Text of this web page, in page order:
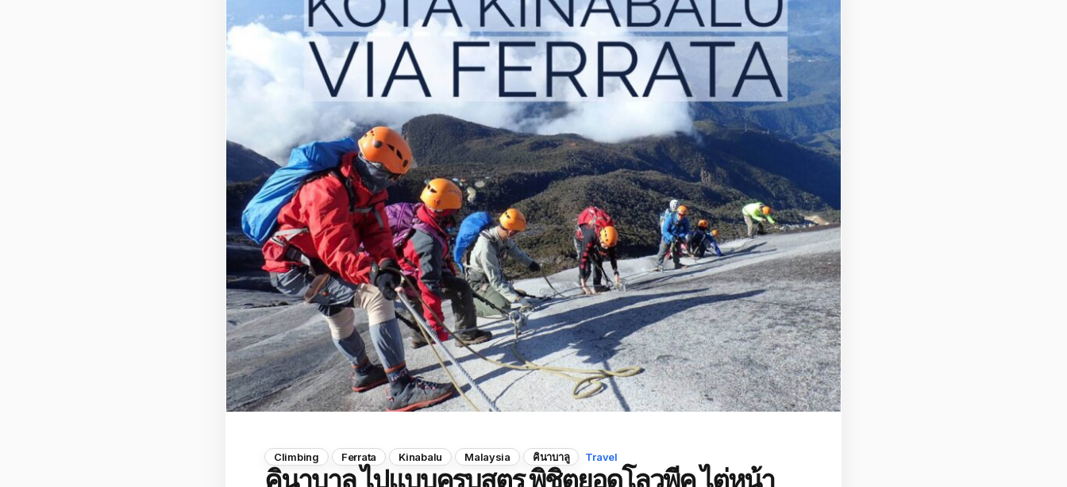
Climbing Ferrata Kinabalu Malaysia คินาบาลู Travel
คินาบาลู ไปแบบครบสูตร พิชิตยอดโลวพีค ไต่หน้า